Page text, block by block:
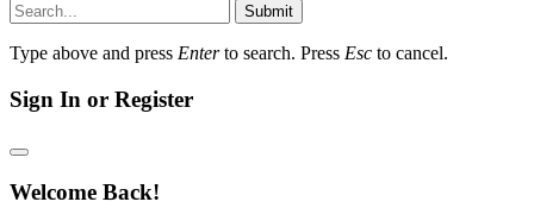
Submit
Type above and press Enterto search. Press Esc to cancel.
Sign In or Register
Welcome Back!